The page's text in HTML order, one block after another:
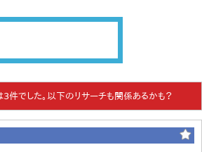
件でした。以下のリサーチも関係あるかも？